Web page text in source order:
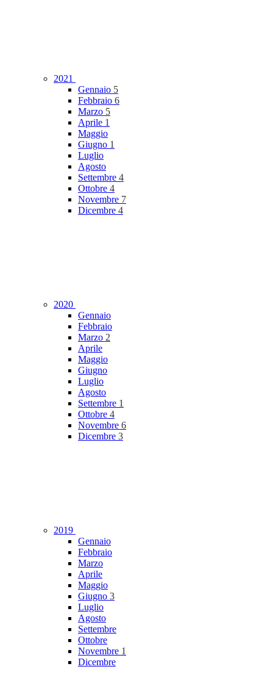
2021
Gennaio 5
Febbraio 6
Marzo 5
Aprile 1
Maggio
Giugno 1
Luglio
Agosto
Settembre 4
Ottobre 4
Novembre 7
Dicembre 4
2020
Gennaio
Febbraio
Marzo 2
Aprile
Maggio
Giugno
Luglio
Agosto
Settembre 1
Ottobre 4
Novembre 6
Dicembre 3
2019
Gennaio
Febbraio
Marzo
Aprile
Maggio
Giugno 3
Luglio
Agosto
Settembre
Ottobre
Novembre 1
Dicembre